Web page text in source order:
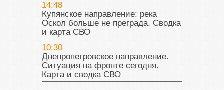
14:48
Купянское направление: река
Оскол больше не преграда. Сводка
и карта СВО
10:30
Днепропетровское направление.
Ситуация на фронте сегодня.
Карта и сводка СВО